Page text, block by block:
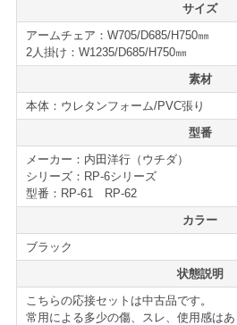
経年による多少のスレや傷、張地
が、まだまだお使い頂けるお買い
オフィスにはもちろん、店舗やエ
としてもおすすめのセットです。
仕様・機能
RP-6シリーズ 応接4点セット
■2人掛け×1
■センターテーブル×1（サービス品
＊サイズ等の詳細な仕様はページ
す。
サイズ
アームチェア：W705/D685/H750㎜
2人掛け：W1235/D685/H750㎜
素材
本体：ウレタンフォーム/PVC張り
型番
メーカー：内田洋行（ウチダ）
シリーズ：RP-6シリーズ
型番：RP-61 RP-62
カラー
ブラック
状態説明
こちらの応接セットは中古品です。
常用による多少の傷、スレ、使用感は